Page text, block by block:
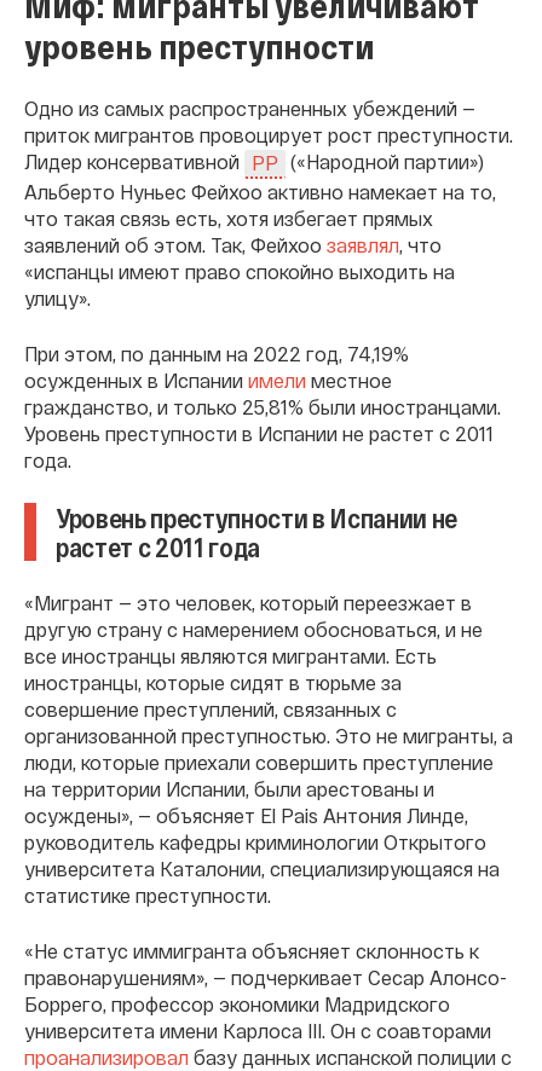
уровень преступности
Одно из самых распространенных убеждений —
приток мигрантов провоцирует рост преступности.
Лидер консервативной
PP («Народной партии»)
Альберто Нуньес Фейхоо активно намекает на то,
что такая связь есть, хотя избегает прямых
заявлений об этом. Так, Фейхоо заявлял, что
«испанцы имеют право спокойно выходить на
улицу».
При этом, по данным на 2022 год, 74,19%
осужденных в Испании имели местное
гражданство, и только 25,81% были иностранцами.
Уровень преступности в Испании не растет с 2011
года.
Уровень преступности в Испании не
растет с 2011 года
«Мигрант — это человек, который переезжает в
другую страну с намерением обосноваться, и не
все иностранцы являются мигрантами. Есть
иностранцы, которые сидят в тюрьме за
совершение преступлений, связанных с
организованной преступностью. Это не мигранты, а
люди, которые приехали совершить преступление
на территории Испании, были арестованы и
осуждены», — объясняет El Pais Антония Линде,
руководитель кафедры криминологии Открытого
университета Каталонии, специализирующаяся на
статистике преступности.
«Не статус иммигранта объясняет склонность к
правонарушениям», — подчеркивает Сесар Алонсо-
Боррего, профессор экономики Мадридского
университета имени Карлоса III. Он с соавторами
проанализировал базу данных испанской полиции с